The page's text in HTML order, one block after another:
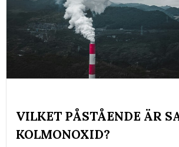
VILKET PÅSTÅENDE ÄR
KOLMONOXID?